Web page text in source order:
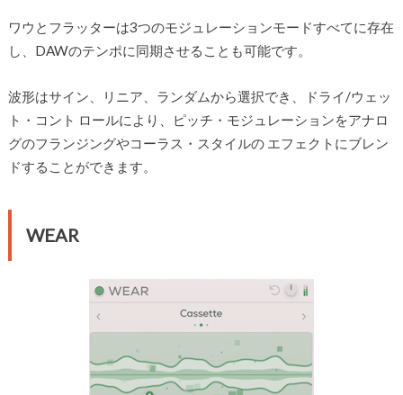
ワウとフラッターは3つのモジュレーションモードすべてに存在
し、DAWのテンポに同期させることも可能です。
波形はサイン、リニア、ランダムから選択でき、ドライ/ウェッ
ト・コント ロールにより、ピッチ・モジュレーションをアナロ
グのフランジングやコーラス・スタイルの エフェクトにブレン
ドすることができます。
WEAR